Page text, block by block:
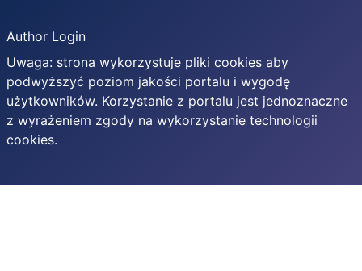
Author Login
Uwaga: strona wykorzystuje pliki cookies aby
podwyższyć poziom jakości portalu i wygodę
użytkowników. Korzystanie z portalu jest jednoznaczne
z wyrażeniem zgody na wykorzystanie technologii
cookies.